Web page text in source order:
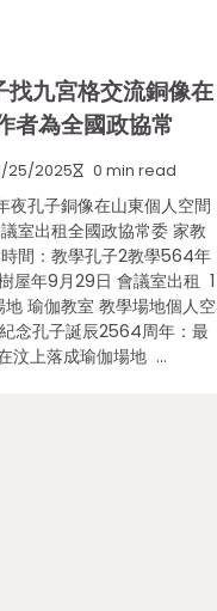
找九宮格交流銅像在
者為全國政協常
25/2025 0 min read
孔子銅像在山東個人空間
室出租全國政協常委 家教
間：教學孔子2教學564年
屋年9月29日 會議室出租 1
地 瑜伽教室 教學場地個人空
念孔子誕辰2564周年：最
汶上落成瑜伽場地 …